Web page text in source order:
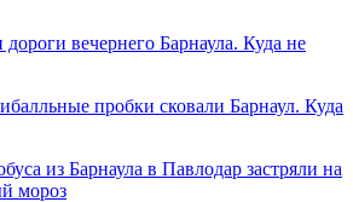
вечернего Барнаула. Куда не
пробки сковали Барнаул. Куда
из Барнаула в Павлодар застряли на
мороз